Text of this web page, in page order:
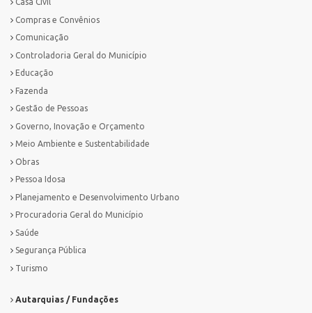
Casa Civil
Compras e Convênios
Comunicação
Controladoria Geral do Município
Educação
Fazenda
Gestão de Pessoas
Governo, Inovação e Orçamento
Meio Ambiente e Sustentabilidade
Obras
Pessoa Idosa
Planejamento e Desenvolvimento Urbano
Procuradoria Geral do Município
Saúde
Segurança Pública
Turismo
Autarquias / Fundações